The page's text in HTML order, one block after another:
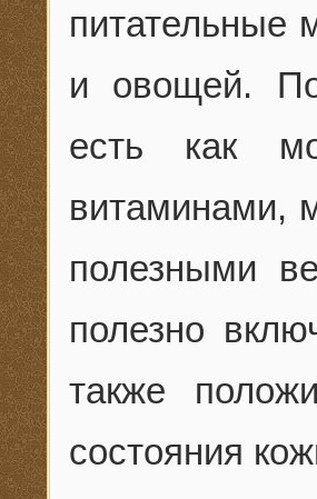
питательные
и овощей.
есть как
витаминами,
полезными
полезно
также
состояния